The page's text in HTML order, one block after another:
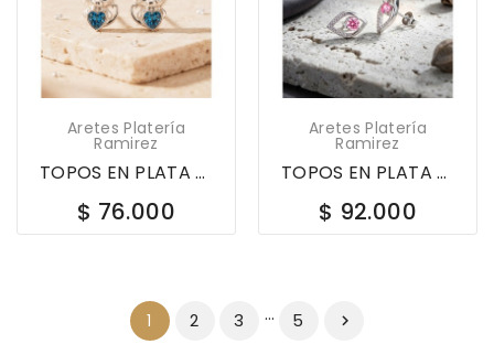
Aretes Platería
Ramirez
TOPOS EN PLATA LEY 925 GATO CORAZON CON CIRCON...
$ 76.000
Aretes Platería
Ramirez
TOPOS EN PLATA LEY 925 ROMBO CON CIRCONES 620295
$ 92.000
1 2 3 … 5 